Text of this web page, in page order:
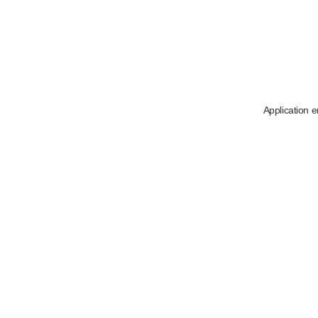
Application